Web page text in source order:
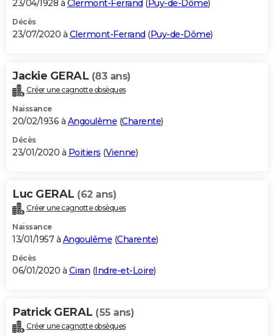
23/04/1928 à Clermont-Ferrand ( Puy-de-Dôme)
Décès
23/07/2020 à Clermont-Ferrand (Puy-de-Dôme)
Jackie GERAL (83 ans)
Créer une cagnotte obsèques
Naissance
20/02/1936 à Angoulême (Charente)
Décès
23/01/2020 à Poitiers (Vienne)
Luc GERAL (62 ans)
Créer une cagnotte obsèques
Naissance
13/01/1957 à Angoulême (Charente)
Décès
06/01/2020 à Ciran (Indre-et-Loire)
Patrick GERAL (55 ans)
Créer une cagnotte obsèques